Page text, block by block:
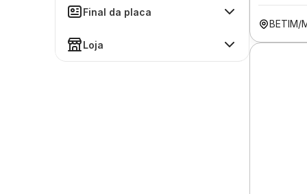
Final da placa
Loja
BETIM/